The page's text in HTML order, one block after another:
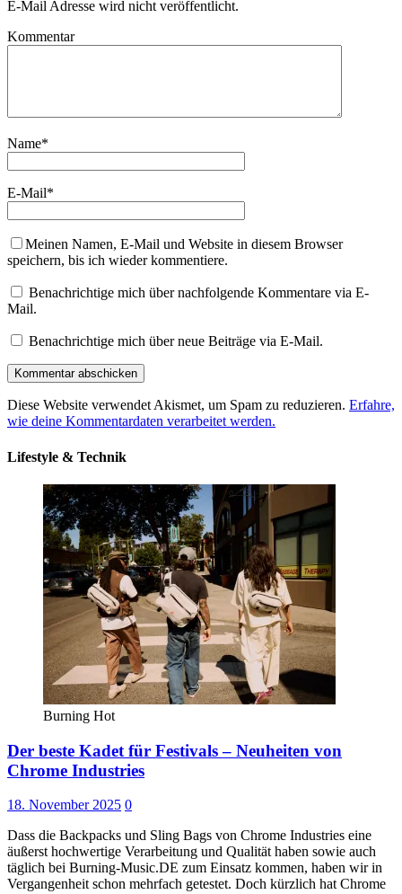
E-Mail Adresse wird nicht veröffentlicht.
Kommentar
Name*
E-Mail*
Meinen Namen, E-Mail und Website in diesem Browser
speichern, bis ich wieder kommentiere.
Benachrichtige mich über nachfolgende Kommentare via E-
Mail.
Benachrichtige mich über neue Beiträge via E-Mail.
Diese Website verwendet Akismet, um Spam zu reduzieren. Erfahre,
wie deine Kommentardaten verarbeitet werden.
Lifestyle & Technik
Burning Hot
Der beste Kadet für Festivals – Neuheiten von
Chrome Industries
18. November 2025 0
Dass die Backpacks und Sling Bags von Chrome Industries eine
äußerst hochwertige Verarbeitung und Qualität haben sowie auch
täglich bei Burning-Music.DE zum Einsatz kommen, haben wir in
Vergangenheit schon mehrfach getestet. Doch kürzlich hat Chrome